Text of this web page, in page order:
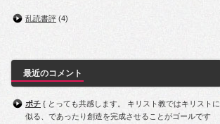
乱読書評 (4)
最近のコメント
ポチ { とっても共感します。 キリスト教ではキリストに
似る、であったり創造を完成させることがゴールです